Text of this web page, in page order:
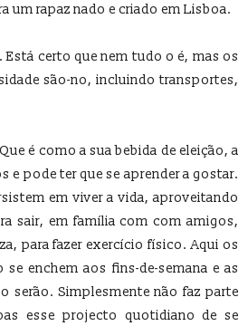
um rapaz nado e criado em Lisboa.
Está certo que nem tudo o é, mas os
são-no, incluindo transportes,
é como a sua bebida de eleição, a
e pode ter que se aprender a gostar.
em viver a vida, aproveitando
sair, em família com com amigos,
para fazer exercício físico. Aqui os
enchem aos fins-de-semana e as
serão. Simplesmente não faz parte
esse projecto quotidiano de se